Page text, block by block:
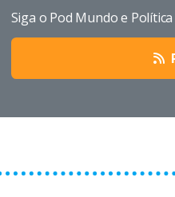
Siga o Pod Mundo e